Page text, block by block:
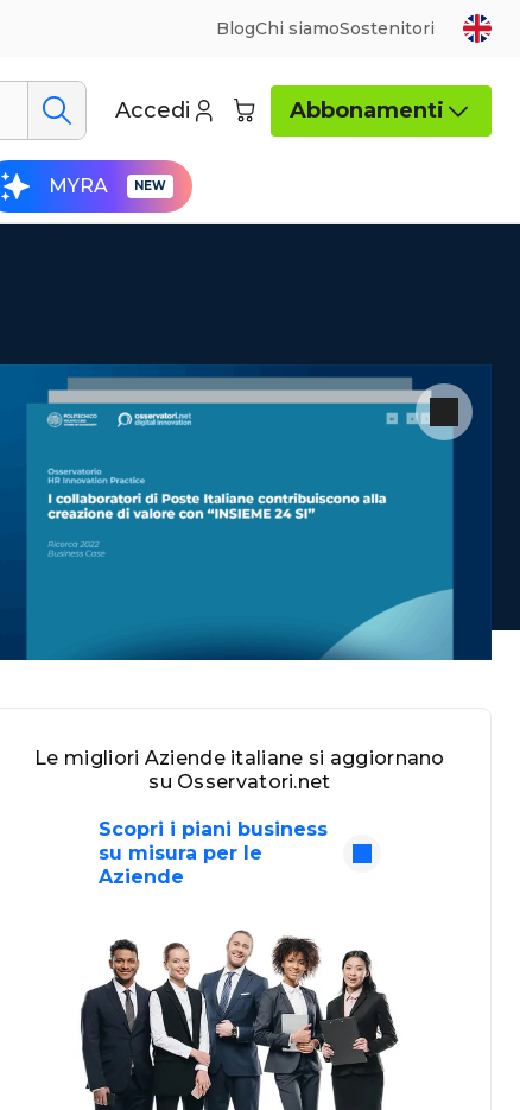
BlogChi siamoSostenitori
Accedi Abbonamenti
MYRA
Le migliori Aziende italiane si aggiornano
su Osservatori.net
Scopri i piani business
su misura per le
Aziende